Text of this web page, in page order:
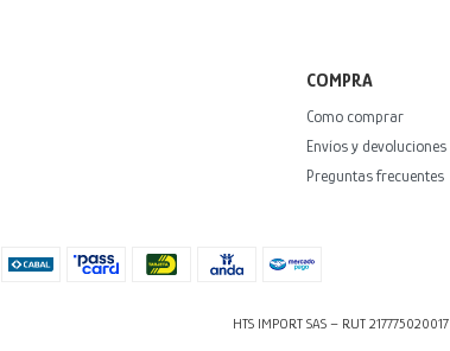
COMPRA
Como comprar
Envíos y devoluciones
Preguntas frecuentes
HTS IMPORT SAS – RUT 217775020017